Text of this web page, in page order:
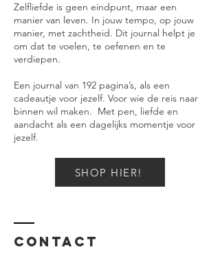
Zelfliefde is geen eindpunt, maar een
manier van leven. In jouw tempo, op jouw
manier, met zachtheid. Dit journal helpt je
om dat te voelen, te oefenen en te
verdiepen.​​
Een journal van 192 pagina’s, als een
cadeautje voor jezelf. Voor wie de reis naar
binnen wil maken. Met pen, liefde en
aandacht als een dagelijks momentje voor
jezelf.
SHOP HIER!
Contact